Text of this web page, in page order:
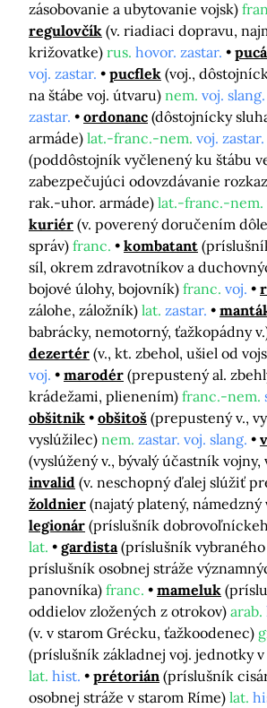
zásobovanie a ubytovanie vojsk)
regulovčík (v. riadiaci dopravu,
križovatke) rus. hovor. zastar.
voj. zastar.
pucflek (voj.,
na štábe voj. útvaru) nem. voj. slang.
zastar.
ordonanc (dôstojnícky
armáde) lat.-franc.-nem. voj. zastar.
(poddôstojník vyčlenený ku štábu
zabezpečujúci odovzdávanie
rak.-uhor. armáde) lat.-franc.-nem.
kuriér (v. poverený doručením
správ) franc. kombatant
síl, okrem zdravotníkov a
bojové úlohy, bojovník) franc. voj.
zálohe, záložník) lat. zastar.
babrácky, nemotorný, ťažkopádny
dezertér (v., kt. zbehol, ušiel od
voj.
marodér (prepustený al.
krádežami, plienením) franc.-nem.
obšitnik
obšitoš (prepustený v.,
vyslúžilec) nem. zastar. voj. slang.
(vyslúžený v., bývalý účastník vojny,
invalid (v. neschopný ďalej slúžiť
žoldnier (najatý platený, námedzný
legionár (príslušník
lat.
gardista (príslušník
príslušník osobnej stráže
panovníka) franc. mameluk
oddielov zložených z otrokov) arab.
(v. v starom Grécku, ťažkoodenec)
(príslušník základnej voj. jednotky v
lat. hist. prétorián (príslušník
osobnej stráže v starom Ríme) lat.